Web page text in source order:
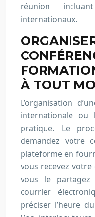
réunion
internationaux.
À TOUT
L’organisation
internationale ou
pratique. Le
demandez votre
plateforme en
vous recevez
vous le
courrier
préciser l’heure